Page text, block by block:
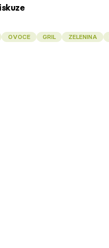
OVOCE GRIL ZELENINA